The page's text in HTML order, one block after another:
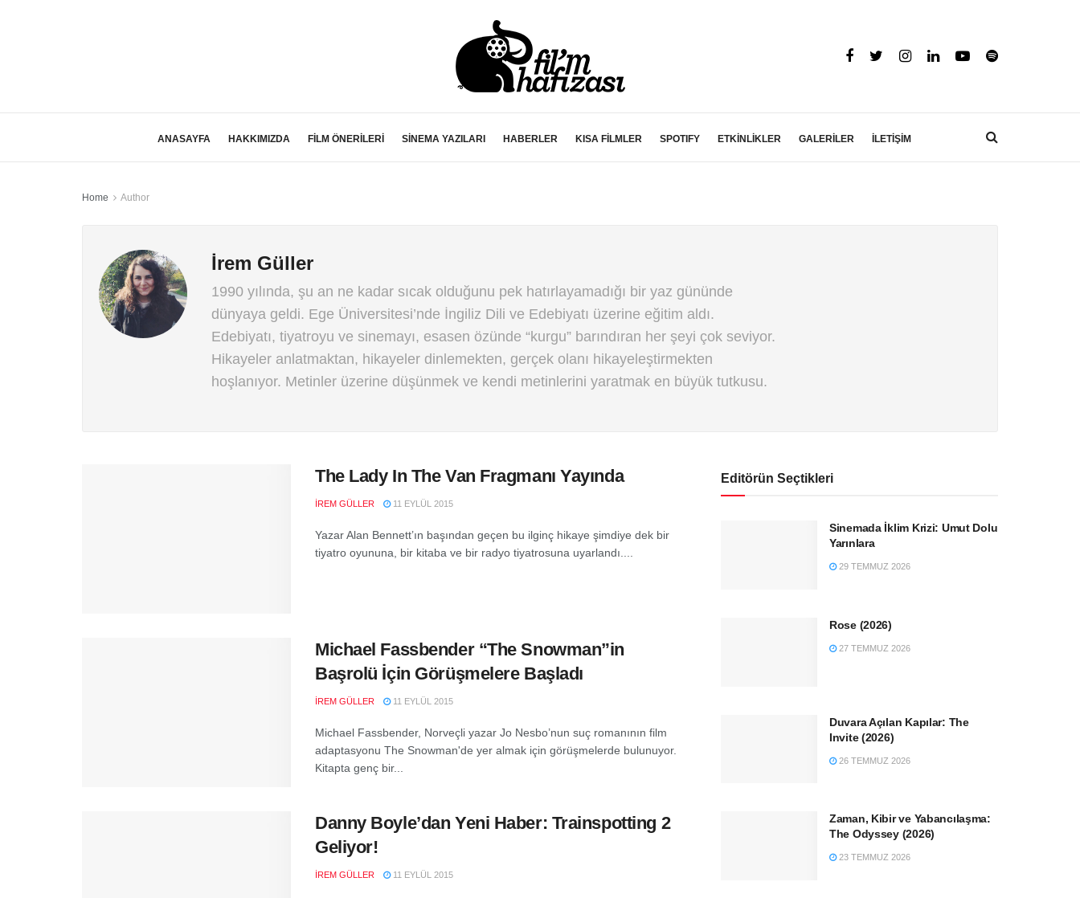
ANASAYFA HAKKIMIZDA FİLM ÖNERİLERİ SİNEMA YAZILARI HABERLER KISA FİLMLER SPOTIFY ETKİNLİKLER GALERİLER İLETİŞİM
Home Author
İrem Güller
1990 yılında, şu an ne kadar sıcak olduğunu pek hatırlayamadığı bir yaz gününde
dünyaya geldi. Ege Üniversitesi’nde İngiliz Dili ve Edebiyatı üzerine eğitim aldı.
Edebiyatı, tiyatroyu ve sinemayı, esasen özünde “kurgu” barındıran her şeyi çok seviyor.
Hikayeler anlatmaktan, hikayeler dinlemekten, gerçek olanı hikayeleştirmekten
hoşlanıyor. Metinler üzerine düşünmek ve kendi metinlerini yaratmak en büyük tutkusu.
The Lady In The Van Fragmanı Yayında
İREM GÜLLER 11 EYLÜL 2015
Yazar Alan Bennett’ın başından geçen bu ilginç hikaye şimdiye dek bir
tiyatro oyununa, bir kitaba ve bir radyo tiyatrosuna uyarlandı....
Michael Fassbender “The Snowman”in
Başrolü İçin Görüşmelere Başladı
İREM GÜLLER 11 EYLÜL 2015
Michael Fassbender, Norveçli yazar Jo Nesbo’nun suç romanının film
adaptasyonu The Snowman'de yer almak için görüşmelerde bulunuyor.
Kitapta genç bir...
Danny Boyle’dan Yeni Haber: Trainspotting 2
Geliyor!
İREM GÜLLER 11 EYLÜL 2015
Editörün Seçtikleri
Sinemada İklim Krizi: Umut Dolu
Yarınlara
29 TEMMUZ 2026
Rose (2026)
27 TEMMUZ 2026
Duvara Açılan Kapılar: The
Invite (2026)
26 TEMMUZ 2026
Zaman, Kibir ve Yabancılaşma:
The Odyssey (2026)
23 TEMMUZ 2026